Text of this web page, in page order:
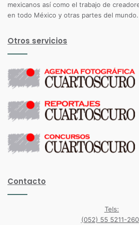
mexicanos así como el trabajo de
en todo México y otras partes del mundo.
Otros servicios
Contacto
Tels:
(052) 55 5211-